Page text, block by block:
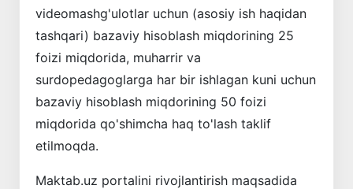
videomashg'ulotlar uchun (asosiy ish haqidan
tashqari) bazaviy hisoblash miqdorining 25
foizi miqdorida, muharrir va
surdopedagoglarga har bir ishlagan kuni uchun
bazaviy hisoblash miqdorining 50 foizi
miqdorida qo'shimcha haq to'lash taklif
etilmoqda.
Maktab.uz portalini rivojlantirish maqsadida